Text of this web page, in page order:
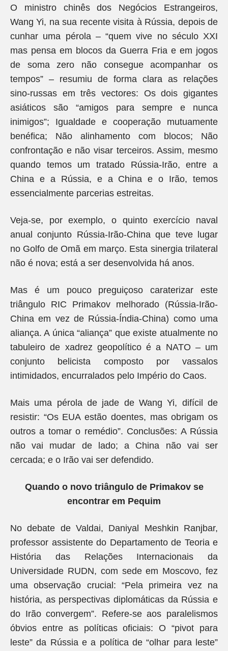
O ministro chinês dos Negócios Estrangeiros,
Wang Yi, na sua recente visita à Rússia, depois de
cunhar uma pérola – “quem vive no século XXI
mas pensa em blocos da Guerra Fria e em jogos
de soma zero não consegue acompanhar os
tempos” – resumiu de forma clara as relações
sino-russas em três vectores: Os dois gigantes
asiáticos são “amigos para sempre e nunca
inimigos”; Igualdade e cooperação mutuamente
benéfica; Não alinhamento com blocos; Não
confrontação e não visar terceiros. Assim, mesmo
quando temos um tratado Rússia-Irão, entre a
China e a Rússia, e a China e o Irão, temos
essencialmente parcerias estreitas.
Veja-se, por exemplo, o quinto exercício naval
anual conjunto Rússia-Irão-China que teve lugar
no Golfo de Omã em março. Esta sinergia trilateral
não é nova; está a ser desenvolvida há anos.
Mas é um pouco preguiçoso caraterizar este
triângulo RIC Primakov melhorado (Rússia-Irão-
China em vez de Rússia-Índia-China) como uma
aliança. A única “aliança” que existe atualmente no
tabuleiro de xadrez geopolítico é a NATO – um
conjunto belicista composto por vassalos
intimidados, encurralados pelo Império do Caos.
Mais uma pérola de jade de Wang Yi, difícil de
resistir: “Os EUA estão doentes, mas obrigam os
outros a tomar o remédio”. Conclusões: A Rússia
não vai mudar de lado; a China não vai ser
cercada; e o Irão vai ser defendido.
Quando o novo triângulo de Primakov se
encontrar em Pequim
No debate de Valdai, Daniyal Meshkin Ranjbar,
professor assistente do Departamento de Teoria e
História das Relações Internacionais da
Universidade RUDN, com sede em Moscovo, fez
uma observação crucial: “Pela primeira vez na
história, as perspectivas diplomáticas da Rússia e
do Irão convergem”. Refere-se aos paralelismos
óbvios entre as políticas oficiais: O “pivot para
leste” da Rússia e a política de “olhar para leste”